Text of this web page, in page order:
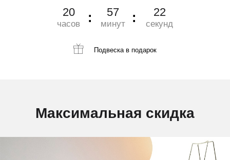
20
часов
57
минут
21
секунд
Подвескав подарок
Максимальная скидка